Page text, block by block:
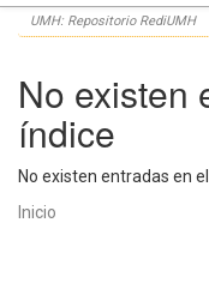
Skip
navigation
UMH: Repositorio RediUMH
No existen
índice
No existen entradas en
Inicio